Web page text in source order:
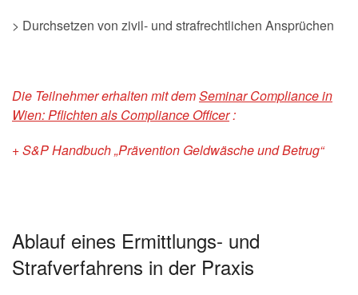
> Durchsetzen von zivil- und strafrechtlichen Ansprüchen
Die Teilnehmer erhalten mit demSeminar Compliance in
Wien: Pflichten als Compliance Officer:
+ S&P Handbuch „Prävention Geldwäsche und Betrug“
Ablauf eines Ermittlungs- und
Strafverfahrens in der Praxis